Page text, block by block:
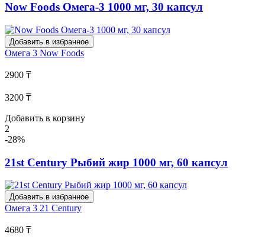
Now Foods Омега-3 1000 мг, 30 капсул
Добавить в избранное
Омега 3 Now Foods
2900 ₸
3200 ₸
Добавить в корзину
2
-28%
21st Century Рыбий жир 1000 мг, 60 капсул
Добавить в избранное
Омега 3 21 Century
4680 ₸